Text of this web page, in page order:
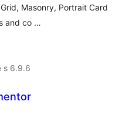
Masonry, Portrait Card
and co …
s 6.9.6